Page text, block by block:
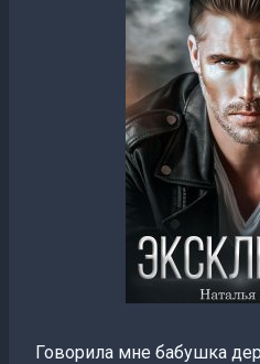
Говорила мне бабушка